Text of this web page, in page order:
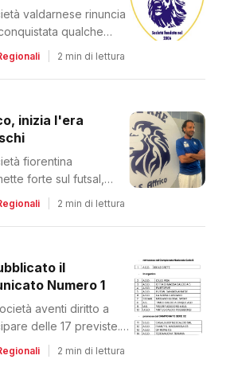
valdarnese rinuncia
qualche
fa. Il comunicato del club
2 min di lettura
inizia l'era
fiorentina
forte sul futsal,
il proprio progetto
2 min di lettura
il
Numero 1
aventi diritto a
delle 17 previste.
e una riparte
2 min di lettura